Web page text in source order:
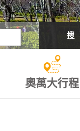
搜
奧萬大行程